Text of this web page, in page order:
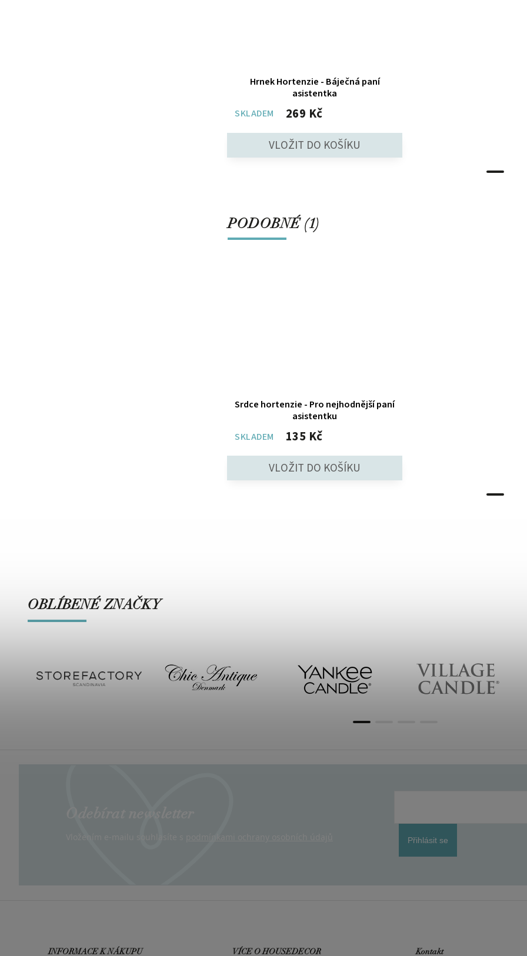
Hrnek Hortenzie - Báječná paní
asistentka
SKLADEM
269 Kč
PODOBNÉ (1)
Srdce hortenzie - Pro nejhodnější paní
asistentku
SKLADEM
135 Kč
OBLÍBENÉ ZNAČKY
Přihlásit se
INFORMACE K NÁKUPU VÍCE O HOUSEDECOR Kontakt